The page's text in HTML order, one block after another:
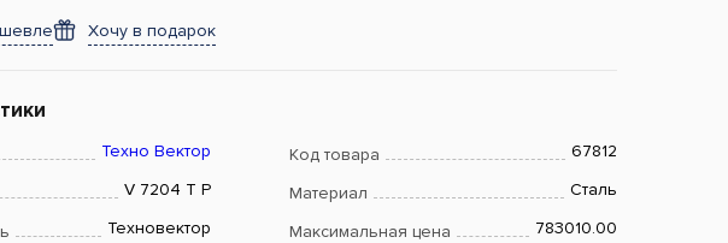
Хочу в подарок
Техно Вектор Код товара 67812
V 7204 T P Материал Сталь
Техновектор Максимальная цена
783010.00